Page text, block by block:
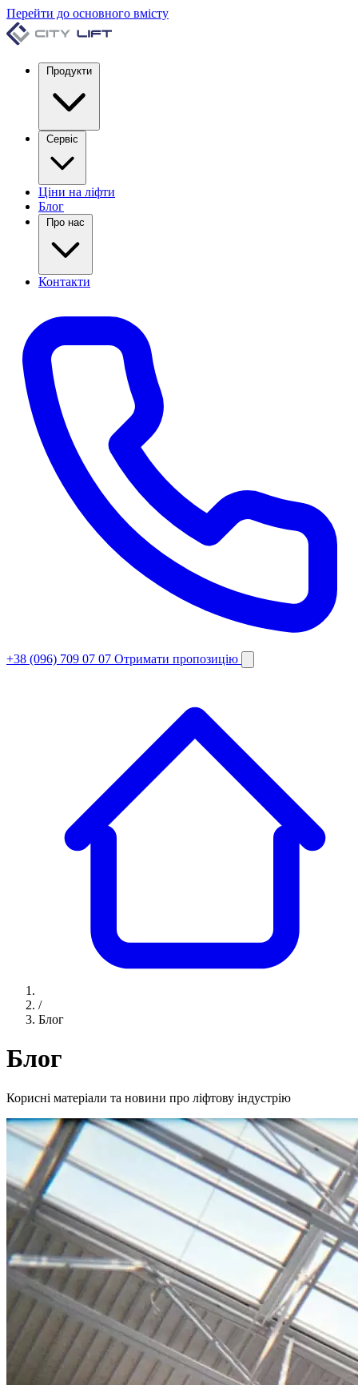
Перейти до основного вмісту
Ціни на ліфти
Блог
Контакти
+38 (096) 709 07 07 Отримати пропозицію
/
Блог
Блог
Корисні матеріали та новини про ліфтову індустрію